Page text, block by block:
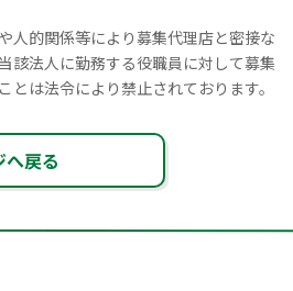
人的関係等により募集代理店と密接な
該法人に勤務する役職員に対して募集
とは法令により禁止されております。
へ戻る